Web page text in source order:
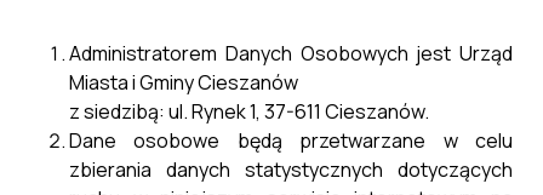
Administratorem Danych Osobowych jest Urząd
Miasta i Gminy Cieszanów
z siedzibą: ul. Rynek 1, 37-611 Cieszanów.
Dane osobowe będą przetwarzane w celu
zbierania danych statystycznych dotyczących